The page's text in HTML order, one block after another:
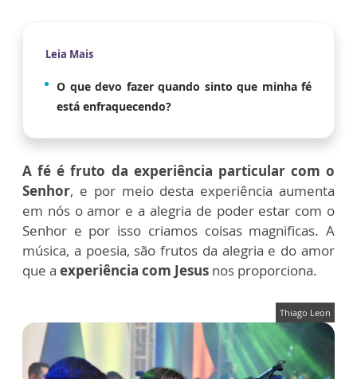
Leia Mais
O que devo fazer quando sinto que minha fé
está enfraquecendo?
A fé é fruto da experiência particular com o
Senhor, e por meio desta experiência aumenta
em nós o amor e a alegria de poder estar com o
Senhor e por isso criamos coisas magnificas. A
música, a poesia, são frutos da alegria e do amor
que a experiência com Jesus nos proporciona.
Thiago Leon